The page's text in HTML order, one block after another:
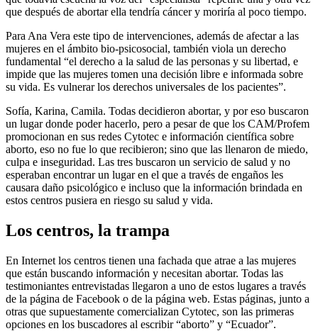
que después de abortar ella tendría cáncer y moriría al poco tiempo.
Para Ana Vera este tipo de intervenciones, además de afectar a las
mujeres en el ámbito bio-psicosocial, también viola un derecho
fundamental “el derecho a la salud de las personas y su libertad, e
impide que las mujeres tomen una decisión libre e informada sobre
su vida. Es vulnerar los derechos universales de los pacientes”.
Sofía, Karina, Camila. Todas decidieron abortar, y por eso buscaron
un lugar donde poder hacerlo, pero a pesar de que los CAM/Profem
promocionan en sus redes Cytotec e información científica sobre
aborto, eso no fue lo que recibieron; sino que las llenaron de miedo,
culpa e inseguridad. Las tres buscaron un servicio de salud y no
esperaban encontrar un lugar en el que a través de engaños les
causara daño psicológico e incluso que la información brindada en
estos centros pusiera en riesgo su salud y vida.
Los centros, la trampa
En Internet los centros tienen una fachada que atrae a las mujeres
que están buscando información y necesitan abortar. Todas las
testimoniantes entrevistadas llegaron a uno de estos lugares a través
de la página de Facebook o de la página web. Estas páginas, junto a
otras que supuestamente comercializan Cytotec, son las primeras
opciones en los buscadores al escribir “aborto” y “Ecuador”.